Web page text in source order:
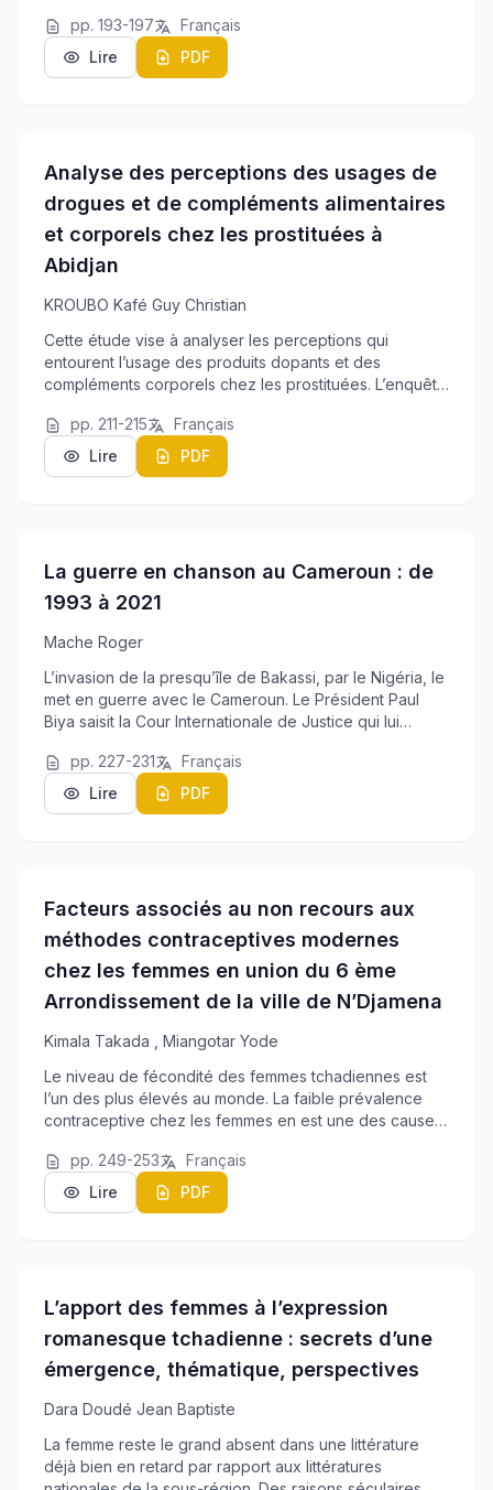
lorsqu’il se substitue à l’encre. Le ...
pp. 193-197
Français
Lire
PDF
Analyse des perceptions des usages de
drogues et de compléments alimentaires
et corporels chez les prostituées à
Abidjan
KROUBO Kafé Guy Christian
Cette étude vise à analyser les perceptions qui
entourent l’usage des produits dopants et des
compléments corporels chez les prostituées. L’enquête
pp. 211-215
Français
Lire
PDF
La guerre en chanson au Cameroun : de
1993 à 2021
Mache Roger
L’invasion de la presqu’île de Bakassi, par le Nigéria, le
met en guerre avec le Cameroun. Le Président Paul
Biya saisit la Cour Internationale de Justice qui lui
Cette crise préoccupe des chant...
pp. 227-231
Français
Lire
PDF
Facteurs associés au non recours aux
méthodes contraceptives modernes
chez les femmes en union du 6 ème
Arrondissement de la ville de N’Djamena
Kimala Takada
Miangotar Yode
Le niveau de fécondité des femmes tchadiennes est
l’un des plus élevés au monde. La faible prévalence
contraceptive chez les femmes en est une des causes.
non recours aux méthodes contraceptives...
pp. 249-253
Français
Lire
PDF
L’apport des femmes à l’expression
romanesque tchadienne : secrets d’une
émergence, thématique, perspectives
Dara Doudé Jean Baptiste
La femme reste le grand absent dans une littérature
déjà bien en retard par rapport aux littératures